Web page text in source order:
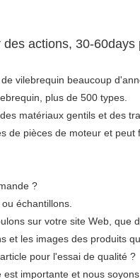
des actions, 30-60days
vilebrequin beaucoup
plus de 500 types.
matériaux gentils et des
de pièces de moteur et
?
échantillons.
sur votre site Web, que
et les images des produits
pour l'essai de qualité ?
importante et nous